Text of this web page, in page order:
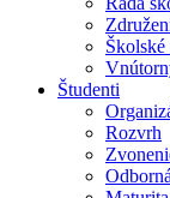
Študenti
Rozvrh